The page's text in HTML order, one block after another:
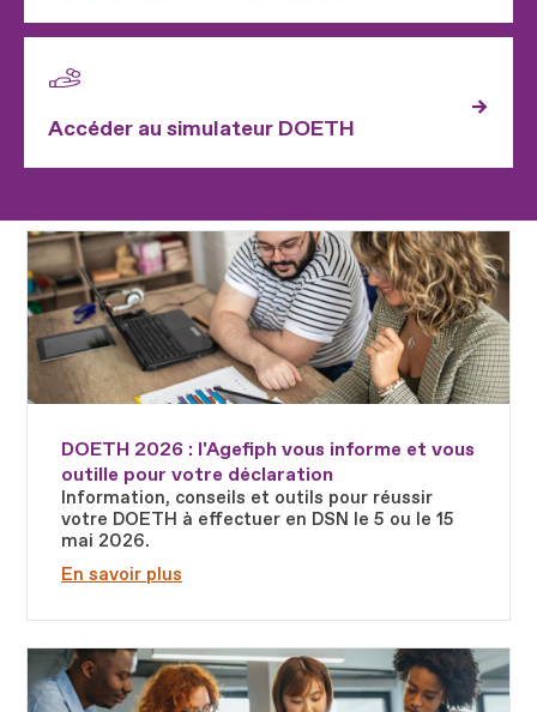
Accéder au simulateur DOETH
DOETH 2026 : l'Agefiph vous informe et vous
outille pour votre déclaration
Information, conseils et outils pour réussir
votre DOETH à effectuer en DSN le 5 ou le 15
mai 2026.
En savoir plus
Fichier
Fichier